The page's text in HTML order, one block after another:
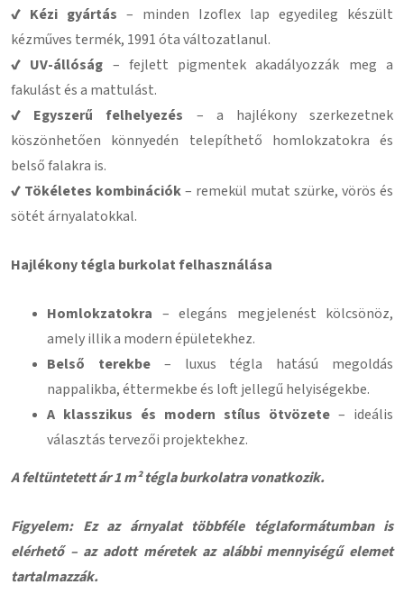
✔ Kézi gyártás – minden Izoflex lap egyedileg készült
kézműves termék, 1991 óta változatlanul.
✔ UV-állóság – fejlett pigmentek akadályozzák meg a
fakulást és a mattulást.
✔ Egyszerű felhelyezés – a hajlékony szerkezetnek
köszönhetően könnyedén telepíthető homlokzatokra és
belső falakra is.
✔ Tökéletes kombinációk– remekül mutat szürke, vörös és
sötét árnyalatokkal.
Hajlékony tégla burkolat felhasználása
Homlokzatokra – elegáns megjelenést kölcsönöz,
amely illik a modern épületekhez.
Belső terekbe– luxus tégla hatású megoldás
nappalikba, éttermekbe és loft jellegű helyiségekbe.
A klasszikus és modern stílus ötvözete – ideális
választás tervezői projektekhez.
A feltüntetett ár 1 m² tégla burkolatra vonatkozik.
Figyelem: Ez az árnyalat többféle téglaformátumban is
elérhető – az adott méretek az alábbi mennyiségű elemet
tartalmazzák.